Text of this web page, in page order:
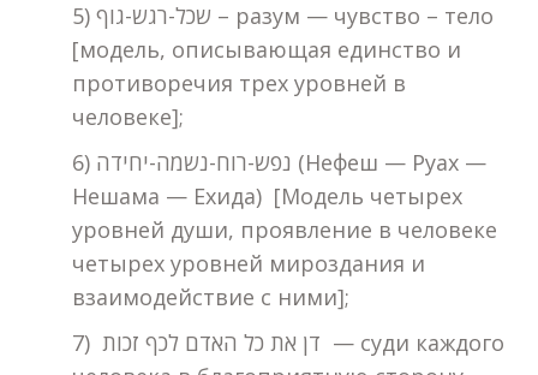
5) שכל-רגש-גוף – разум — чувство – тело
[модель, описывающая единство и
противоречия трех уровней в
человеке];
6) נפש-רוח-נשמה-יחידה (Нефеш — Руах —
Нешама — Ехида) [Модель четырех
уровней души, проявление в человеке
четырех уровней мироздания и
взаимодействие с ними];
7) דן את כל האדם לכף זכות — суди каждого